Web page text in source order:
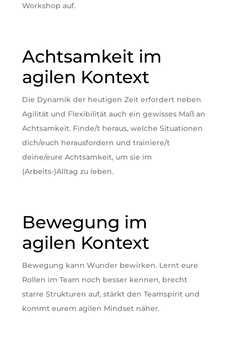
Workshop auf.
Achtsamkeit im
agilen Kontext
Die Dynamik der heutigen Zeit erfordert neben
Agilität und Flexibilität auch ein gewisses Maß an
Achtsamkeit. Finde/t heraus, welche Situationen
dich/euch herausfordern und trainiere/t
deine/eure Achtsamkeit, um sie im
(Arbeits-)Alltag zu leben.
Bewegung im
agilen Kontext
Bewegung kann Wunder bewirken. Lernt eure
Rollen im Team noch besser kennen, brecht
starre Strukturen auf, stärkt den Teamspirit und
kommt eurem agilen Mindset näher.